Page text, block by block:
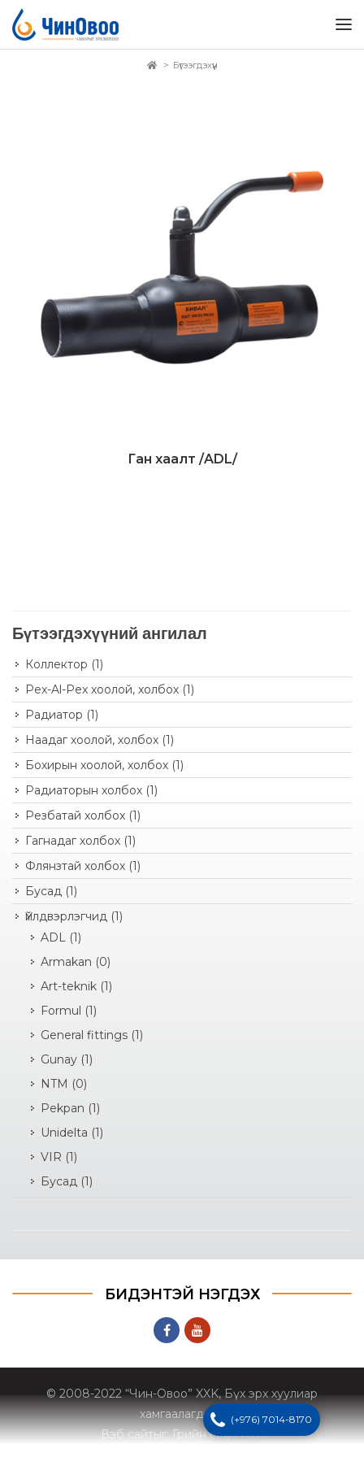
Бүтээгдэхүүн
ДэлгэрэнгүйГан хаалт /ADL/
Бүтээгдэхүүний ангилал
Коллектор (1)
Pex-Al-Pex хоолой, холбох (1)
Радиатор (1)
Наадаг хоолой, холбох (1)
Бохирын хоолой, холбох (1)
Радиаторын холбох (1)
Резбатай холбох (1)
Гагнадаг холбох (1)
Флянзтай холбох (1)
Бусад (1)
Үйлдвэрлэгчид (1)
ADL (1)
Armakan (0)
Art-teknik (1)
Formul (1)
General fittings (1)
Gunay (1)
NTM (0)
Pekpan (1)
Unidelta (1)
VIR (1)
Бусад (1)
БИДЭНТЭЙ НЭГДЭХ
© 2008-2022 “Чин-Овоо” XXK, Бүх эрх хуулиар
хамгаалагдсан
Вэб сайтыг:Грийн софт ХХК
(+976) 7014-8170